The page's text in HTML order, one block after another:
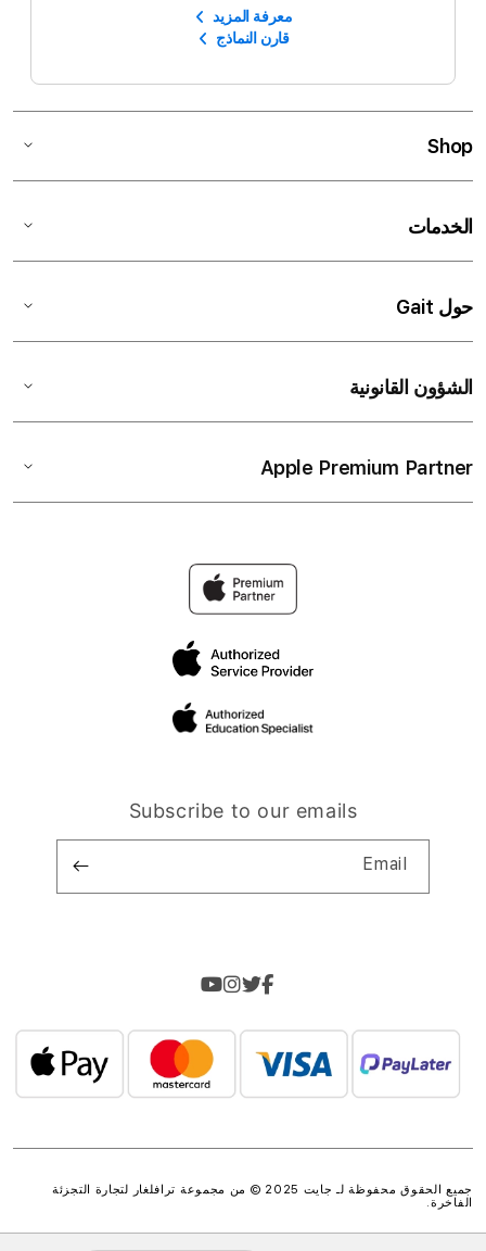
معرفة المزيد
قارن النماذج
Shop
الخدمات
حول Gait
الشؤون القانونية
Apple Premium Partner
Subscribe to our emails
Email
جميع الحقوق محفوظة لـ جايت 2025 © من مجموعة
ترافلغار لتجارة التجزئة
الفاخرة.